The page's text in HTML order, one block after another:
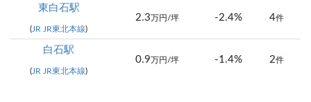
東白石駅
(JR JR東北本線)
2.3 万円/坪 -2.4% 4件
白石駅
(JR JR東北本線)
0.9 万円/坪 -1.4% 2件